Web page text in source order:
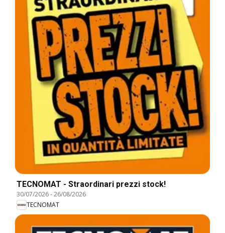
TECNOMAT - Straordinari prezzi stock!
30/07/2026-26/08/2026
TECNOMAT